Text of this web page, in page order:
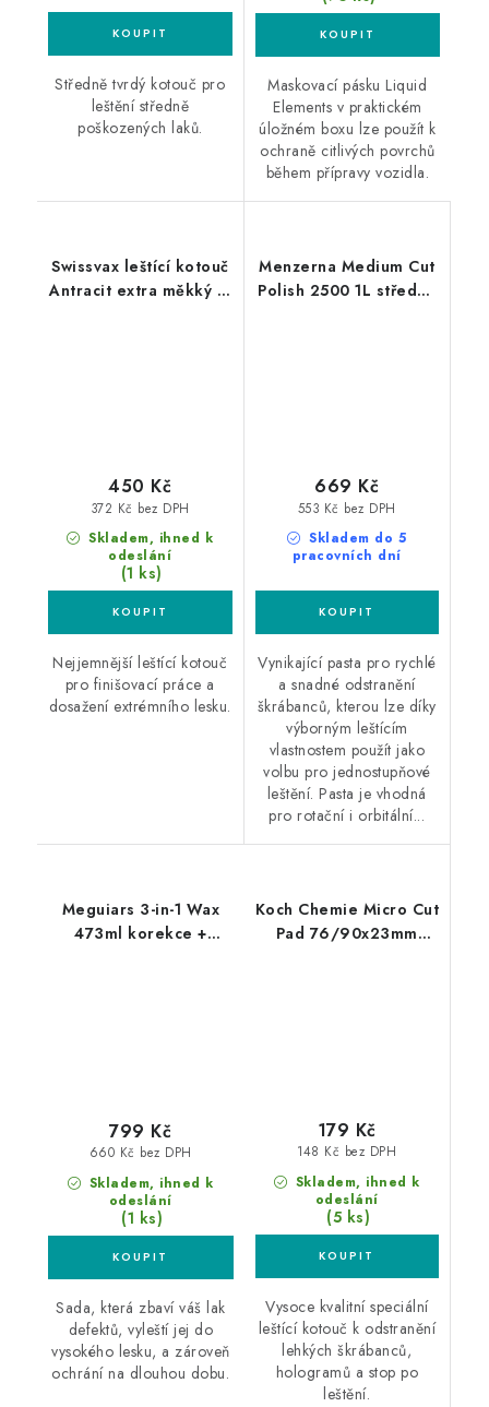
Středně tvrdý kotouč pro
leštění středně
poškozených laků.
Maskovací pásku Liquid
Elements v praktickém
úložném boxu lze použít k
ochraně citlivých povrchů
během přípravy vozidla.
Swissvax leštící kotouč
Antracit extra měkký M
Skladem, ihned k
odeslání
(1 ks)
372 Kč bez DPH
450 Kč
Nejjemnější leštící kotouč
pro finišovací práce a
dosažení extrémního lesku.
Menzerna Medium Cut
Polish 2500 1L středně
Skladem do 5
pracovních dní
553 Kč bez DPH
669 Kč
Vynikající pasta pro rychlé
a snadné odstranění
škrábanců, kterou lze díky
výborným leštícím
vlastnostem použít jako
volbu pro jednostupňové
leštění. Pasta je vhodná
pro rotační i orbitální...
Meguiars 3-in-1 Wax
473ml korekce +
Skladem, ihned k
odeslání
(1 ks)
660 Kč bez DPH
799 Kč
Sada, která zbaví váš lak
defektů, vyleští jej do
vysokého lesku, a zároveň
ochrání na dlouhou dobu.
Koch Chemie Micro Cut
Pad 76/90x23mm
Skladem, ihned k
odeslání
(5 ks)
148 Kč bez DPH
179 Kč
Vysoce kvalitní speciální
leštící kotouč k odstranění
lehkých škrábanců,
hologramů a stop po
leštění.